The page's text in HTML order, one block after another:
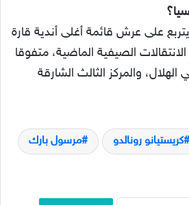
على عرش قائمة أغلى أندية قارة
الصيفية الماضية، متفوقا
والمركز الثالث الشارقة
كريستيانو رونالدو مرسول بارك